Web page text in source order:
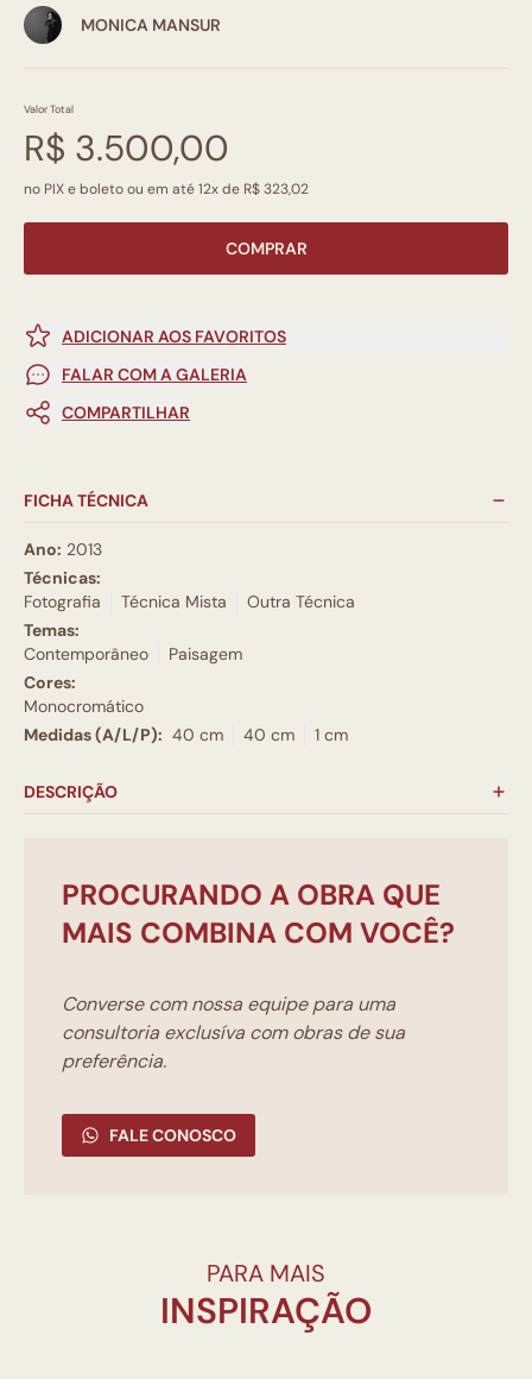
MONICA MANSUR
Valor Total
R$ 3.500,00
no PIX e boleto ou em até 12x de R$ 323,02
COMPRAR
ADICIONAR AOS FAVORITOS
FALAR COM A GALERIA
COMPARTILHAR
FICHA TÉCNICA
Ano: 2013
Técnicas:
Fotografia
Técnica Mista
Outra Técnica
Temas:
Contemporâneo
Paisagem
Cores:
Monocromático
Medidas (A/L/P): 40 cm 40 cm 1 cm
DESCRIÇÃO
PROCURANDO A OBRA QUE
MAIS COMBINA COM VOCÊ?
Converse com nossa equipe para uma
consultoria exclusíva com obras de sua
preferência.
FALE CONOSCO
PARA MAIS
INSPIRAÇÃO